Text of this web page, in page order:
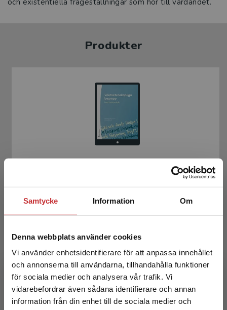
Samtycke Information Om
Denna webbplats använder cookies
Vi använder enhetsidentifierare för att anpassa innehållet
och annonserna till användarna, tillhandahålla funktioner
för sociala medier och analysera vår trafik. Vi
vidarebefordrar även sådana identifierare och annan
information från din enhet till de sociala medier och
Begränsad fraktregion
och existentiella frågeställningar som hör till vårdandet.
Produkter
Vårdvetenskapliga begrepp i teori och praktik
281 kr
Exkl. moms: 265 kr